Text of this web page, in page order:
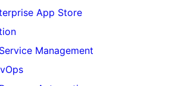
App Store
Management